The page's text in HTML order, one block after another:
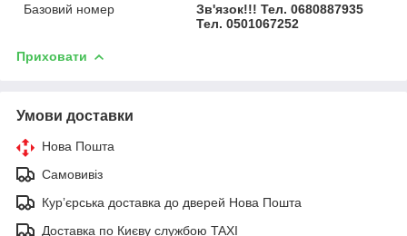
Базовий номер
Зв'язок!!! Тел. 0680887935
Тел. 0501067252
Приховати
Умови доставки
Нова Пошта
Самовивіз
Курʼєрська доставка до дверей Нова Пошта
Доставка по Києву службою TAXI